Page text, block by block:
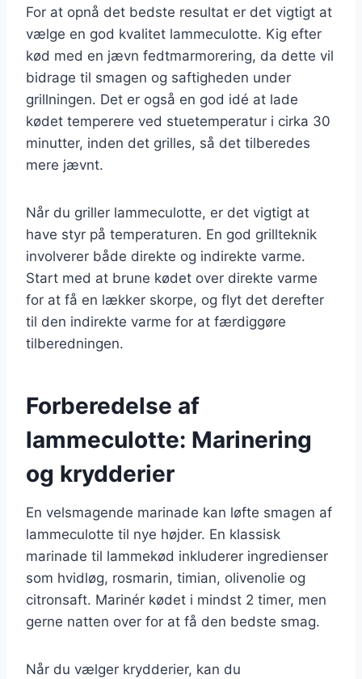
For at opnå det bedste resultat er det vigtigt at
vælge en god kvalitet lammeculotte. Kig efter
kød med en jævn fedtmarmorering, da dette vil
bidrage til smagen og saftigheden under
grillningen. Det er også en god idé at lade
kødet temperere ved stuetemperatur i cirka 30
minutter, inden det grilles, så det tilberedes
mere jævnt.
Når du griller lammeculotte, er det vigtigt at
have styr på temperaturen. En god grillteknik
involverer både direkte og indirekte varme.
Start med at brune kødet over direkte varme
for at få en lækker skorpe, og flyt det derefter
til den indirekte varme for at færdiggøre
tilberedningen.
Forberedelse af
lammeculotte: Marinering
og krydderier
En velsmagende marinade kan løfte smagen af
lammeculotte til nye højder. En klassisk
marinade til lammekød inkluderer ingredienser
som hvidløg, rosmarin, timian, olivenolie og
citronsaft. Marinér kødet i mindst 2 timer, men
gerne natten over for at få den bedste smag.
Når du vælger krydderier, kan du